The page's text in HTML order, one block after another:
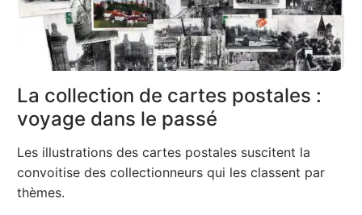
La collection de cartes postales :
voyage dans le passé
Les illustrations des cartes postales suscitent la
convoitise des collectionneurs qui les classent par
thèmes.